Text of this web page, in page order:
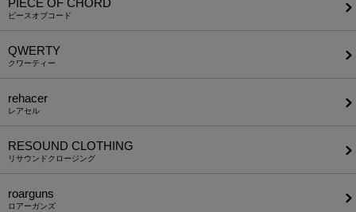
PIECE OF CHORD
ピースオブコード
QWERTY
クワーティー
rehacer
レアセル
RESOUND CLOTHING
リサウンドクロージング
roarguns
ロアーガンズ